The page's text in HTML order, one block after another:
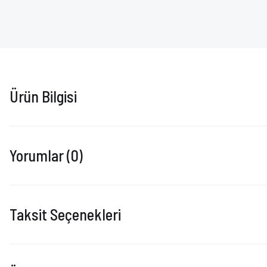
Ürün Bilgisi
Yorumlar (0)
Taksit Seçenekleri